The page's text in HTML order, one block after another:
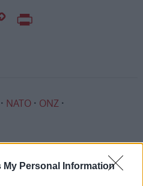
My Personal Information
Copy
NATO
ONZ